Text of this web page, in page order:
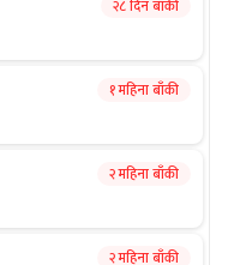
२८ दिन बाँकी
१ महिना बाँकी
२ महिना बाँकी
२ महिना बाँकी